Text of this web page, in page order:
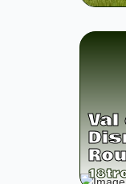
Val
18